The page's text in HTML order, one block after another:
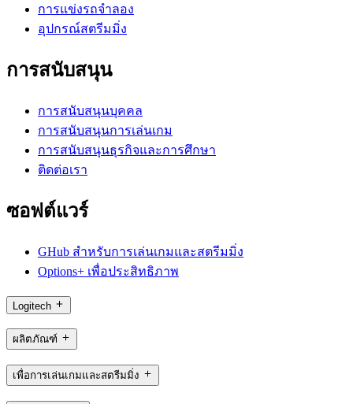
การแข่งรถจำลอง
อุปกรณ์สตรีมมิ่ง
การสนับสนุน
การสนับสนุนบุคคล
การสนับสนุนการเล่นเกม
การสนับสนุนธุรกิจและการศึกษา
ติดต่อเรา
ซอฟต์แวร์
GHub สำหรับการเล่นเกมและสตรีมมิ่ง
Options+ เพื่อประสิทธิภาพ
Logitech
ผลิตภัณฑ์
เพื่อการเล่นเกมและสตรีมมิ่ง